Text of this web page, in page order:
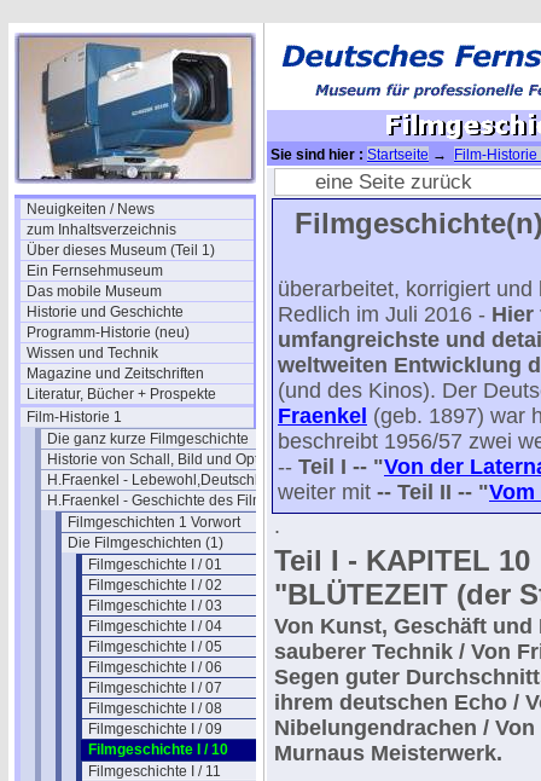
Neuigkeiten / News
zum Inhaltsverzeichnis
Über dieses Museum (Teil 1)
Ein Fernsehmuseum
Das mobile Museum
Historie und Geschichte
Programm-Historie (neu)
Wissen und Technik
Magazine und Zeitschriften
Literatur, Bücher + Prospekte
Film-Historie 1
Die ganz kurze Filmgeschichte
Historie von Schall, Bild und Optik
H.Fraenkel - Lebewohl,Deutschland
H.Fraenkel - Geschichte des Films 1
Filmgeschichten 1 Vorwort
Die Filmgeschichten (1)
Filmgeschichte I / 01
Filmgeschichte I / 02
Filmgeschichte I / 03
Filmgeschichte I / 04
Filmgeschichte I / 05
Filmgeschichte I / 06
Filmgeschichte I / 07
Filmgeschichte I / 08
Filmgeschichte I / 09
Filmgeschichte I / 10
Filmgeschichte I / 11
Sie sind hier : Startseite →
Film-Historie
(1)→ Filmgeschichte I / 10
eine Seite zurück
überarbeitet, korrigiert
Redlich im Juli 2016 - Hier
umfangreichste und
weltweiten Entwicklung
(und des Kinos). Der
Fraenkel (geb. 1897) war
beschreibt 1956/57 zwei
-- Teil I -- "Von der
weiter mit -- Teil II -- "
.
Teil I - KAPITEL 10
"BLÜTEZEIT (der
Von Kunst, Geschäft
sauberer Technik / Von
Segen guter
ihrem deutschen Echo /
Nibelungendrachen /
Murnaus Meisterwerk.